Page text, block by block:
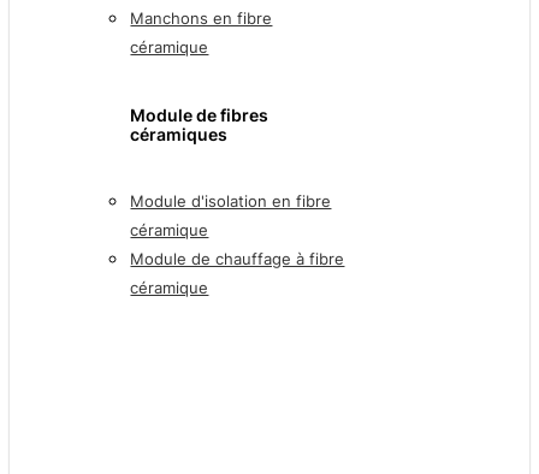
Manchons en fibre
céramique
Module de fibres
céramiques
Module d'isolation en fibre
céramique
Module de chauffage à fibre
céramique